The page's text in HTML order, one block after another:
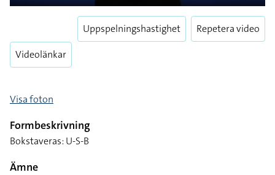
Play
Enter
Videolänkar
Uppspelningshastighet Repetera video
Visa foton
Formbeskrivning
Bokstaveras: U-S-B
Ämne